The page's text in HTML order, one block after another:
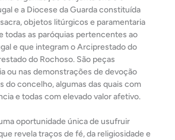
e a Diocese da Guarda constituída
objetos litúrgicos e paramentaria
todas as paróquias pertencentes ao
e que integram o Arciprestado do
do Rochoso. São peças
ou nas demonstrações de devoção
do concelho, algumas das quais com
e todas com elevado valor afetivo.
oportunidade única de usufruir
revela traços de fé, da religiosidade e